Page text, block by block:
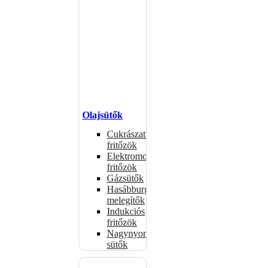
Olajsütők
Cukrászati
fritőzök
Elektromos
fritőzök
Gázsütők
Hasábburgonya
melegítők
Indukciós
fritőzök
Nagynyomású
sütők